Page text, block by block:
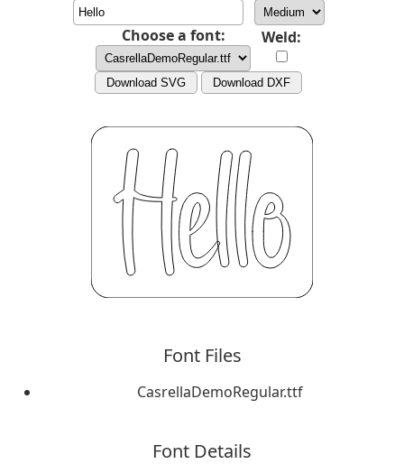
Choose a font: Weld:
Download SVG Download DXF
Font Files
CasrellaDemoRegular.ttf
Font Details